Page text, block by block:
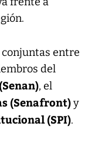
entre
del
, el
(Senafront)y
(SPI).